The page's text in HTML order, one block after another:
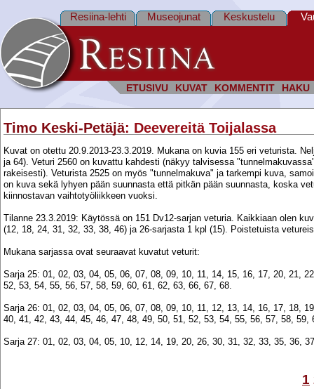
ETUSIVU KUVAT KOMMENTIT HAKU
Resiina-lehti Museojunat Keskustelu
Timo Keski-Petäjä: Deevereitä Toijalassa
Kuvat on otettu 20.9.2013-23.3.2019. Mukana on kuvia 155 eri veturista.
ja 64). Veturi 2560 on kuvattu kahdesti (näkyy talvisessa
rakeisesti). Veturista 2525 on myös "tunnelmakuva" ja tarkempi kuva,
on kuva sekä lyhyen pään suunnasta että pitkän pään suunnasta, koska
kiinnostavan vaihtotyöliikkeen vuoksi.
Tilanne 23.3.2019: Käytössä on 151 Dv12-sarjan veturia. Kaikkiaan olen
(12, 18, 24, 31, 32, 33, 38, 46) ja 26-sarjasta 1 kpl (15). Poistetuista
Mukana sarjassa ovat seuraavat kuvatut veturit:
Sarja 25: 01, 02, 03, 04, 05, 06, 07, 08, 09, 10, 11, 14, 15, 16, 17, 20, 21,
52, 53, 54, 55, 56, 57, 58, 59, 60, 61, 62, 63, 66, 67, 68.
Sarja 26: 01, 02, 03, 04, 05, 06, 07, 08, 09, 10, 11, 12, 13, 14, 16, 17, 18,
40, 41, 42, 43, 44, 45, 46, 47, 48, 49, 50, 51, 52, 53, 54, 55, 56, 57, 58, 59,
Sarja 27: 01, 02, 03, 04, 05, 10, 12, 14, 19, 20, 26, 30, 31, 32, 33, 35, 36,
1